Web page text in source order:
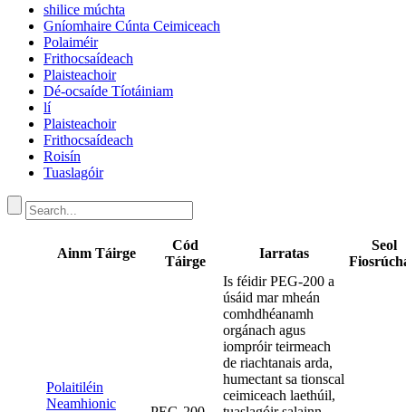
shilice múchta
Gníomhaire Cúnta Ceimiceach
Polaiméir
Frithocsaídeach
Plaisteachoir
Dé-ocsaíde Tíotáiniam
lí
Plaisteachoir
Frithocsaídeach
Roisín
Tuaslagóir
Ainm Táirge
Cód
Táirge
Iarratas
Seol
Polaitiléin
Neamhionic
Is féidir PEG-200 a
úsáid mar mheán
comhdhéanamh
orgánach agus
iompróir teirmeach
de riachtanais arda,
humectant sa tionscal
ceimiceach laethúil,